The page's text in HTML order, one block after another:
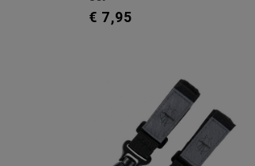
€ 7,95